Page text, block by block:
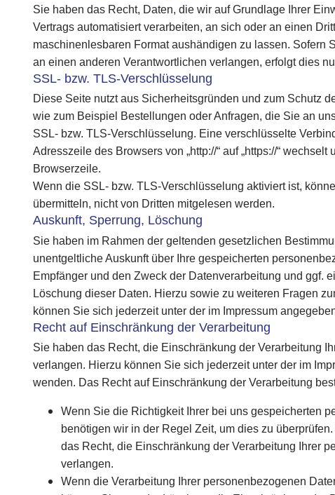
Sie haben das Recht, Daten, die wir auf Grundlage Ihrer
Vertrags automatisiert verarbeiten, an sich oder an einen
maschinenlesbaren Format aushändigen zu lassen. Sofern
an einen anderen Verantwortlichen verlangen, erfolgt dies
SSL- bzw. TLS-Verschlüsselung
Diese Seite nutzt aus Sicherheitsgründen und zum Schutz
wie zum Beispiel Bestellungen oder Anfragen, die Sie an
SSL- bzw. TLS-Verschlüsselung. Eine verschlüsselte
Adresszeile des Browsers von „http://“ auf „https://“
Browserzeile.
Wenn die SSL- bzw. TLS-Verschlüsselung aktiviert ist,
übermitteln, nicht von Dritten mitgelesen werden.
Auskunft, Sperrung, Löschung
Sie haben im Rahmen der geltenden gesetzlichen
unentgeltliche Auskunft über Ihre gespeicherten
Empfänger und den Zweck der Datenverarbeitung und ggf.
Löschung dieser Daten. Hierzu sowie zu weiteren Fragen
können Sie sich jederzeit unter der im Impressum
Recht auf Einschränkung der Verarbeitung
Sie haben das Recht, die Einschränkung der Verarbeitung
verlangen. Hierzu können Sie sich jederzeit unter der im
wenden. Das Recht auf Einschränkung der Verarbeitung
Wenn Sie die Richtigkeit Ihrer bei uns gespeicherten
benötigen wir in der Regel Zeit, um dies zu
das Recht, die Einschränkung der Verarbeitung Ihrer
verlangen.
Wenn die Verarbeitung Ihrer personenbezogenen